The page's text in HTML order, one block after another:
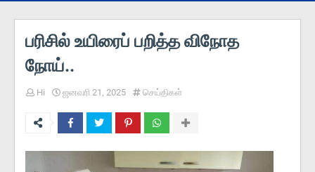
பரிசில் உயிரைப் பறித்த விநோத
நோய்..
Hi ஜனவரி 21, 2025 செய்திகள்